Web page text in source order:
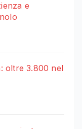
e
oltre 3.800 nel